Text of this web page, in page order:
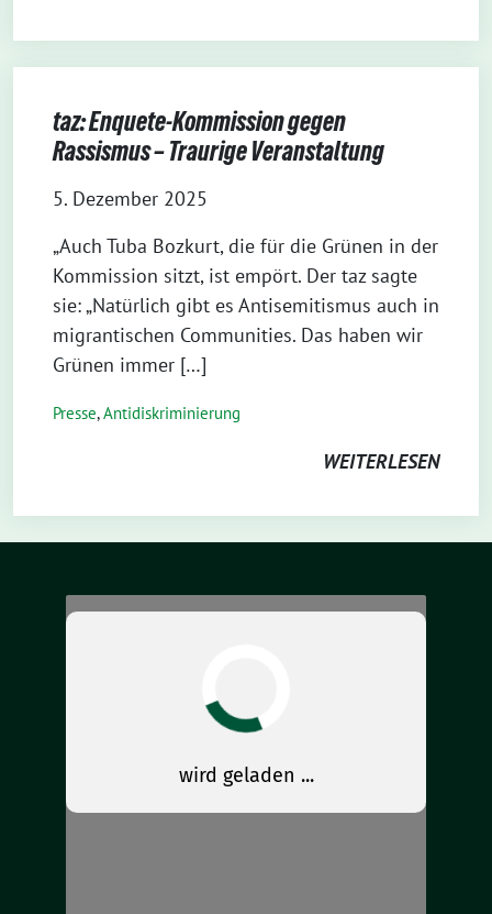
taz: Enquete-Kommission gegen
Rassismus – Traurige Veranstaltung
5. Dezember 2025
„Auch Tuba Bozkurt, die für die Grünen in der
Kommission sitzt, ist empört. Der taz sagte
sie: „Natürlich gibt es Antisemitismus auch in
migrantischen Communities. Das haben wir
Grünen immer […]
Presse,Antidiskriminierung
WEITERLESEN